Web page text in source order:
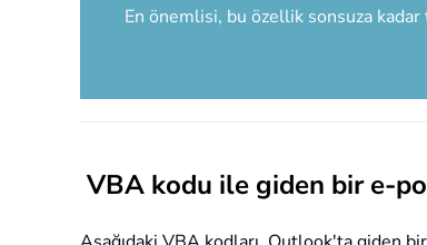
En önemlisi, bu özellik sonsuza kadar
VBA kodu ile giden bir e-